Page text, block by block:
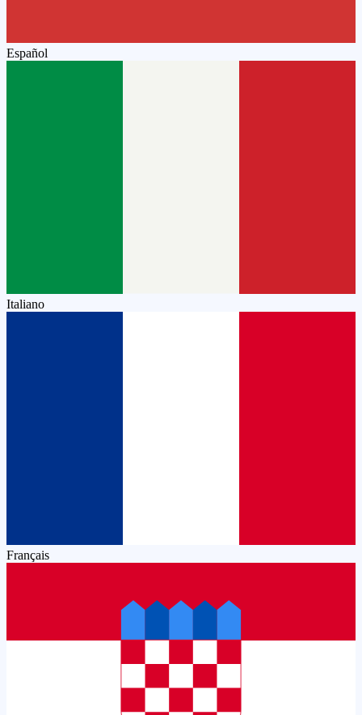
Español
Italiano
Français